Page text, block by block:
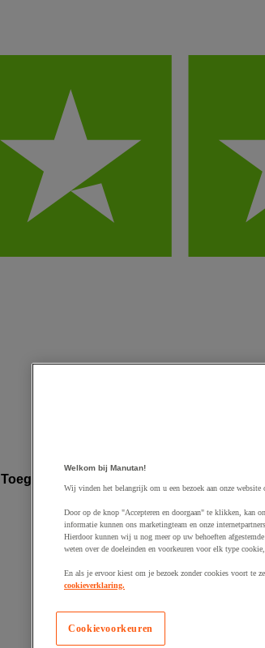
Toegevoegd aan winkelwagen
Welkom bij Manutan!
Wij vinden het belangrijk om u een bezoek aan onze website
Door op de knop "Accepteren en doorgaan" te klikken, kan
informatie kunnen ons marketingteam en onze
Hierdoor kunnen wij u nog meer op uw behoeften
weten over de doeleinden en voorkeuren voor elk type
En als je ervoor kiest om je bezoek zonder cookies voort te
cookieverklaring.
Cookievoorkeuren